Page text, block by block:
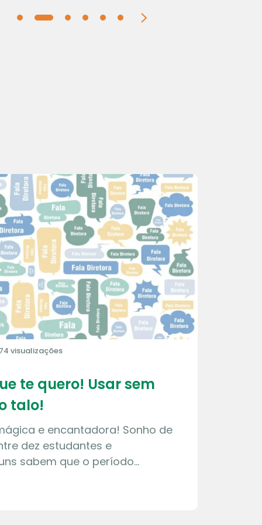
visualizações
te quero! Usar sem
talo!
e encantadora! Sonho de
dez estudantes e
sabem que o período…